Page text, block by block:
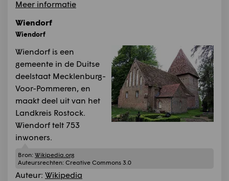
Meer informatie
Wiendorf
Wiendorf
Wiendorf is een
gemeente in de Duitse
deelstaat Mecklenburg-
Voor-Pommeren, en
maakt deel uit van het
Landkreis Rostock.
Wiendorf telt 753
inwoners.
Bron: Wikipedia.org
Auteursrechten: Creative Commons 3.0
Auteur: Wikipedia